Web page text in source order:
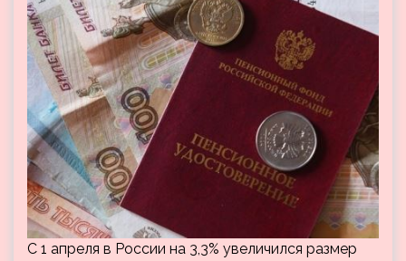
С 1 апреля в России на 3,3% увеличился размер